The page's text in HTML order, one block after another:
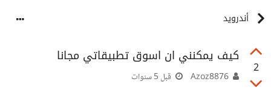
أندرويد
2
كيف يمكنني ان اسوق تطبيقاتي مجانا
قبل 5 سنوات